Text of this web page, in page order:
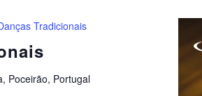
Tradicionais
Poceirão, Portugal